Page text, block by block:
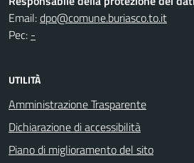
Email:dpo@comune.buriasco.to.it
Pec: -
UTILITÀ
Amministrazione Trasparente
Dichiarazione di accessibilità
Piano di miglioramento del sito